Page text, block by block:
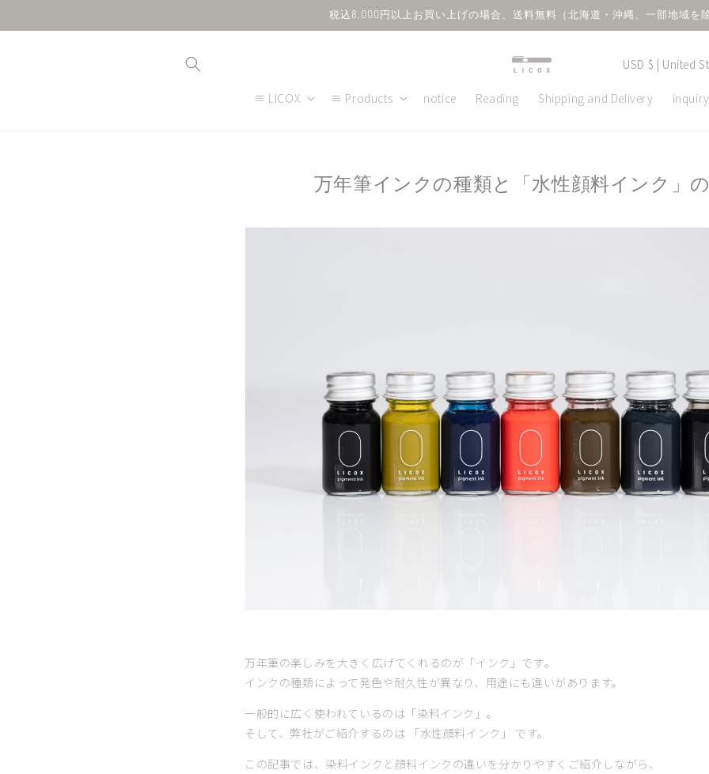
税込8,000円以上お買い上げの場合、送料無料（北海道・沖縄、一部地域を
≡ LICOX ≡ Products notice Reading Shipping and Delivery inquiry
C
u
r
/
n
USD $ | United
万年筆インクの種類と「水性顔料インク」
万年筆の楽しみを大きく広げてくれるのが「インク」です。
インクの種類によって発色や耐久性が異なり、用途にも違いがあります。
一般的に広く使われているのは「染料インク」。
そして、弊社がご紹介するのは 「水性顔料インク」 です。
この記事では、染料インクと顔料インクの違いを分かりやすくご紹介しながら、